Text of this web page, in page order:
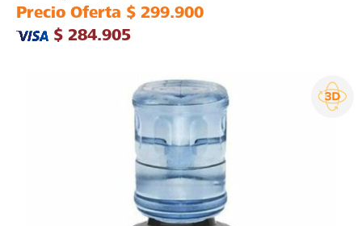
Precio Oferta $ 299.900
$ 284.905